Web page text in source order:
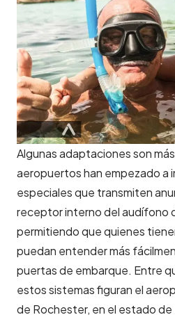
Algunas adaptaciones son
aeropuertos han empezado a
especiales que transmiten
receptor interno del audífono
permitiendo que quienes
puedan entender más
puertas de embarque. Entre
estos sistemas figuran el
de Rochester, en el estado de